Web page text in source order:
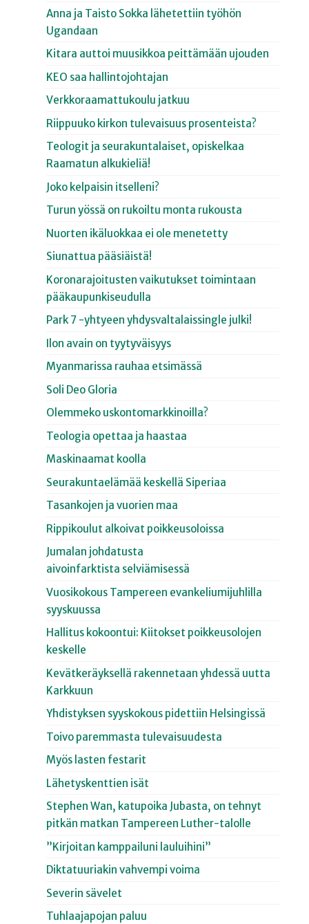
Anna ja Taisto Sokka lähetettiin työhön
Ugandaan
Kitara auttoi muusikkoa peittämään ujouden
KEO saa hallintojohtajan
Verkkoraamattukoulu jatkuu
Riippuuko kirkon tulevaisuus prosenteista?
Teologit ja seurakuntalaiset, opiskelkaa
Raamatun alkukieliä!
Joko kelpaisin itselleni?
Turun yössä on rukoiltu monta rukousta
Nuorten ikäluokkaa ei ole menetetty
Siunattua pääsiäistä!
Koronarajoitusten vaikutukset toimintaan
pääkaupunkiseudulla
Park 7 -yhtyeen yhdysvaltalaissingle julki!
Ilon avain on tyytyväisyys
Myanmarissa rauhaa etsimässä
Soli Deo Gloria
Olemmeko uskontomarkkinoilla?
Teologia opettaa ja haastaa
Maskinaamat koolla
Seurakuntaelämää keskellä Siperiaa
Tasankojen ja vuorien maa
Rippikoulut alkoivat poikkeusoloissa
Jumalan johdatusta
aivoinfarktista selviämisessä
Vuosikokous Tampereen evankeliumijuhlilla
syyskuussa
Hallitus kokoontui: Kiitokset poikkeusolojen
keskelle
Kevätkeräyksellä rakennetaan yhdessä uutta
Karkkuun
Yhdistyksen syyskokous pidettiin Helsingissä
Toivo paremmasta tulevaisuudesta
Myös lasten festarit
Lähetyskenttien isät
Stephen Wan, katupoika Jubasta, on tehnyt
pitkän matkan Tampereen Luther-talolle
”Kirjoitan kamppailuni lauluihini”
Diktatuuriakin vahvempi voima
Severin sävelet
Tuhlaajapojan paluu